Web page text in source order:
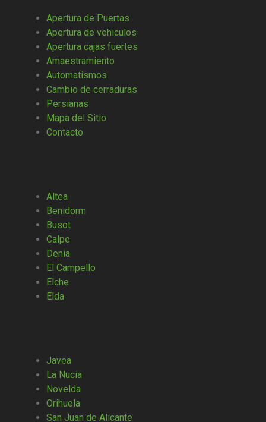
Apertura de Puertas
Apertura de vehiculos
Apertura cajas fuertes
Amaestramiento
Automatismos
Cambio de cerraduras
Persianas
Mapa del Sitio
Contacto
Altea
Benidorm
Busot
Calpe
Denia
El Campello
Elche
Elda
Javea
La Nucia
Novelda
Orihuela
San Juan de Alicante